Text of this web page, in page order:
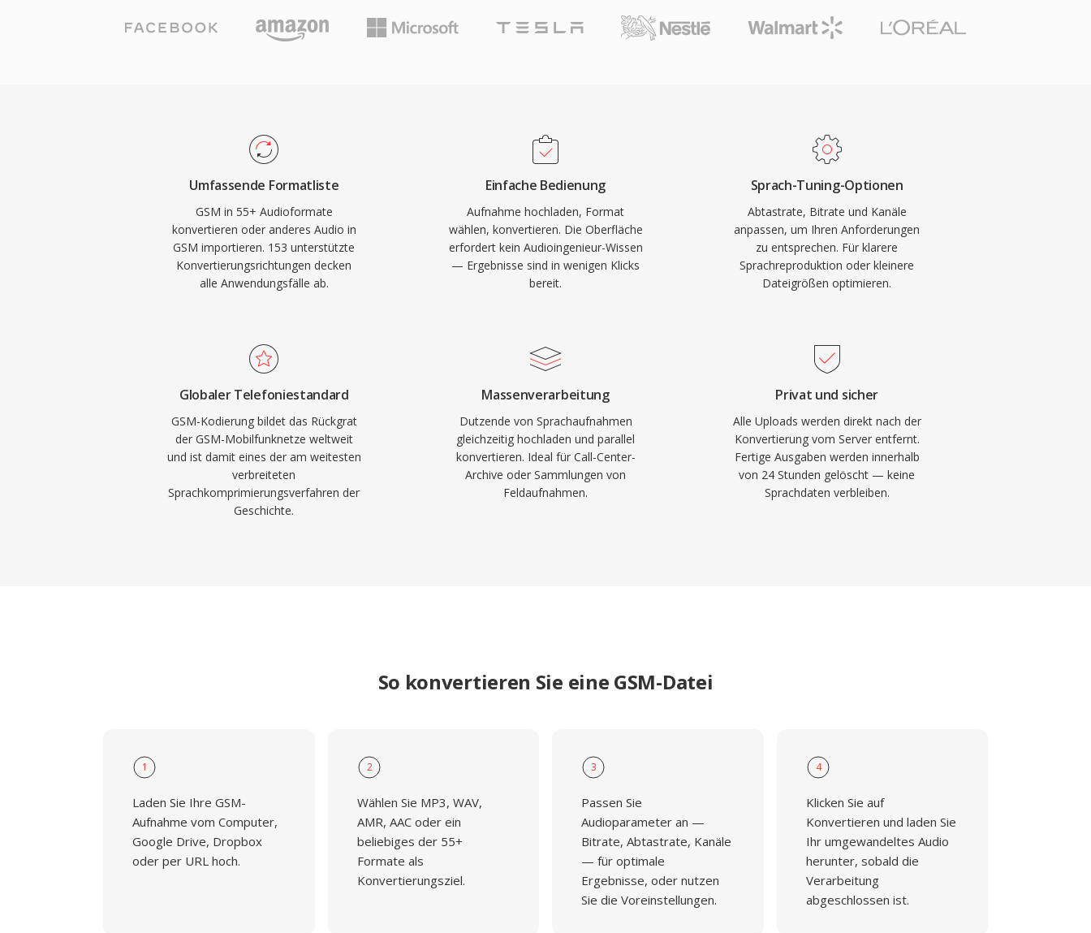
Umfassende Formatliste
GSM in 55+ Audioformate
konvertieren oder anderes Audio in
GSM importieren. 153 unterstützte
Konvertierungsrichtungen decken
alle Anwendungsfälle ab.
Einfache Bedienung
Aufnahme hochladen, Format
wählen, konvertieren. Die Oberfläche
erfordert kein Audioingenieur-Wissen
— Ergebnisse sind in wenigen Klicks
bereit.
Sprach-Tuning-Optionen
Abtastrate, Bitrate und Kanäle
anpassen, um Ihren Anforderungen
zu entsprechen. Für klarere
Sprachreproduktion oder kleinere
Dateigrößen optimieren.
Globaler Telefoniestandard
GSM-Kodierung bildet das Rückgrat
der GSM-Mobilfunknetze weltweit
und ist damit eines der am weitesten
verbreiteten
Sprachkomprimierungsverfahren der
Geschichte.
Massenverarbeitung
Dutzende von Sprachaufnahmen
gleichzeitig hochladen und parallel
konvertieren. Ideal für Call-Center-
Archive oder Sammlungen von
Feldaufnahmen.
Privat und sicher
Alle Uploads werden direkt nach der
Konvertierung vom Server entfernt.
Fertige Ausgaben werden innerhalb
von 24 Stunden gelöscht — keine
Sprachdaten verbleiben.
So konvertieren Sie eine GSM-Datei
1
Laden Sie Ihre GSM-
Aufnahme vom Computer,
Google Drive, Dropbox
oder per URL hoch.
2
Wählen Sie MP3, WAV,
AMR, AAC oder ein
beliebiges der 55+
Formate als
Konvertierungsziel.
3
Passen Sie
Audioparameter an —
Bitrate, Abtastrate, Kanäle
— für optimale
Ergebnisse, oder nutzen
Sie die Voreinstellungen.
4
Klicken Sie auf
Konvertieren und laden Sie
Ihr umgewandeltes Audio
herunter, sobald die
Verarbeitung
abgeschlossen ist.